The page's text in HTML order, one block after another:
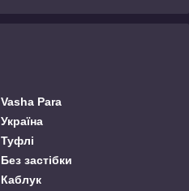
Vasha Para
Україна
Туфлі
Без застібки
Каблук